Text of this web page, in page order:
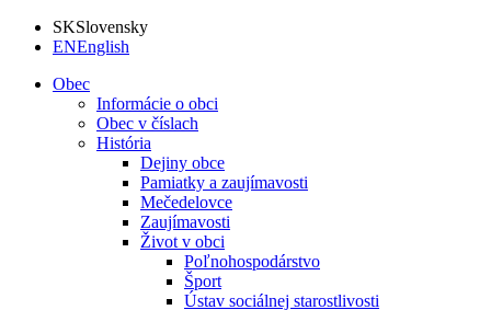
SKSlovensky
ENEnglish
Obec
Informácie o obci
Obec v číslach
História
Dejiny obce
Pamiatky a zaujímavosti
Mečedelovce
Zaujímavosti
Život v obci
Poľnohospodárstvo
Šport
Ústav sociálnej starostlivosti